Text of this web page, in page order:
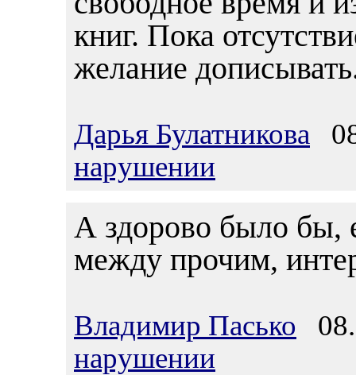
книг. Пока
желание
Дарья Булатникова
нарушении
А здорово было бы,
между прочим,
Владимир Пасько
нарушении